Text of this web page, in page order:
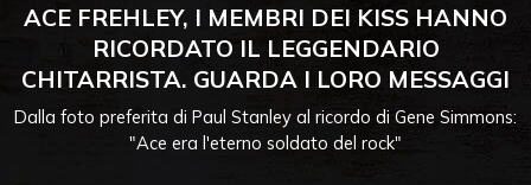
ACE FREHLEY, I MEMBRI DEI KISS HANNO
RICORDATO IL LEGGENDARIO
CHITARRISTA. GUARDA I LORO MESSAGGI
Dalla foto preferita di Paul Stanley al ricordo di Gene Simmons:
"Ace era l'eterno soldato del rock"